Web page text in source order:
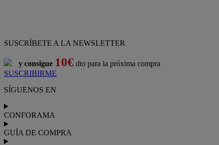
SUSCRÍBETE A LA NEWSLETTER
y consigue 10€ dto para la próxima compra
SUSCRIBIRME
SÍGUENOS EN
CONFORAMA
GUÍA DE COMPRA